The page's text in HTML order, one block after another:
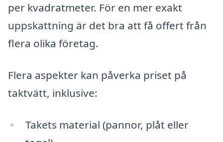
per kvadratmeter. För en mer exakt
uppskattning är det bra att få offert från
flera olika företag.
Flera aspekter kan påverka priset på
taktvätt, inklusive:
Takets material (pannor, plåt eller